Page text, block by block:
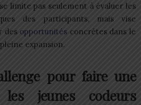
limite pas seulement à évaluer les
des participants, mais vise
des opportunités concrètes dans le
expansion.
pour faire une
jeunes codeurs